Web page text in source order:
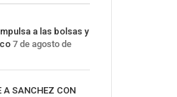
a las bolsas y
7 de agosto de
A SANCHEZ CON